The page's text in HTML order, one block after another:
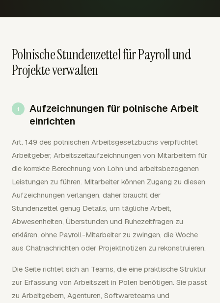
Polnische Stundenzettel für Payroll und
Projekte verwalten
Aufzeichnungen für polnische Arbeit
einrichten
Art. 149 des polnischen Arbeitsgesetzbuchs verpflichtet
Arbeitgeber, Arbeitszeitaufzeichnungen von Mitarbeitern für
die korrekte Berechnung von Lohn und arbeitsbezogenen
Leistungen zu führen. Mitarbeiter können Zugang zu diesen
Aufzeichnungen verlangen, daher braucht der
Stundenzettel genug Details, um tägliche Arbeit,
Abwesenheiten, Überstunden und Ruhezeitfragen zu
erklären, ohne Payroll-Mitarbeiter zu zwingen, die Woche
aus Chatnachrichten oder Projektnotizen zu rekonstruieren.
Die Seite richtet sich an Teams, die eine praktische Struktur
zur Erfassung von Arbeitszeit in Polen benötigen. Sie passt
zu Arbeitgebern, Agenturen, Softwareteams und